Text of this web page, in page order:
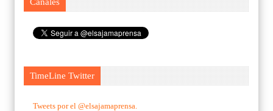
TimeLine Twitter
Tweets por el @elsajamaprensa.